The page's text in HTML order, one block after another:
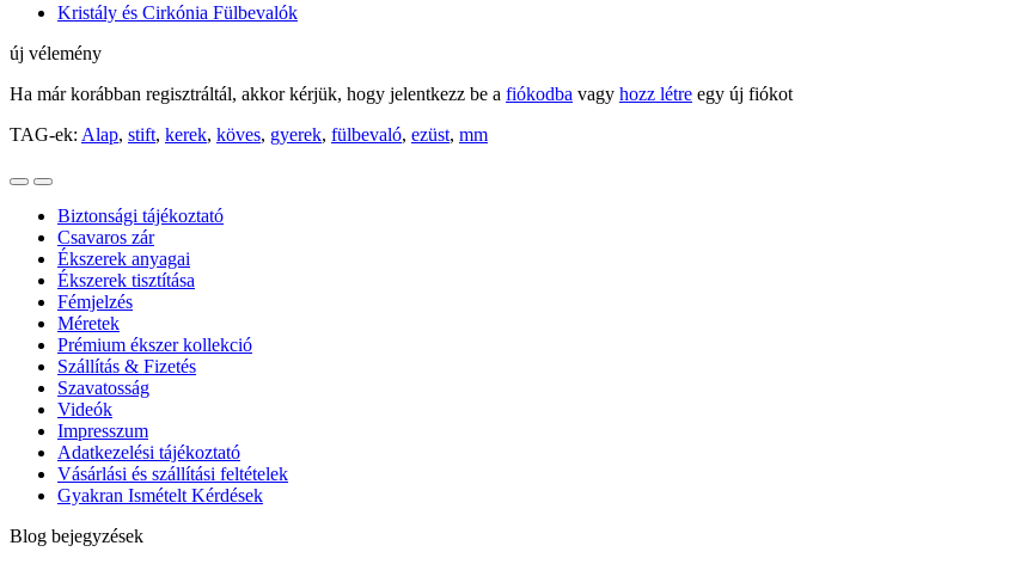
Kristály és Cirkónia Fülbevalók
új vélemény
Ha már korábban regisztráltál, akkor kérjük, hogy jelentkezz be a fiókodba vagy hozz létre egy új fiókot
TAG-ek: Alap, stift, kerek, köves, gyerek, fülbevaló, ezüst, mm
Biztonsági tájékoztató
Csavaros zár
Ékszerek anyagai
Ékszerek tisztítása
Fémjelzés
Méretek
Prémium ékszer kollekció
Szállítás & Fizetés
Szavatosság
Videók
Impresszum
Adatkezelési tájékoztató
Vásárlási és szállítási feltételek
Gyakran Ismételt Kérdések
Blog bejegyzések